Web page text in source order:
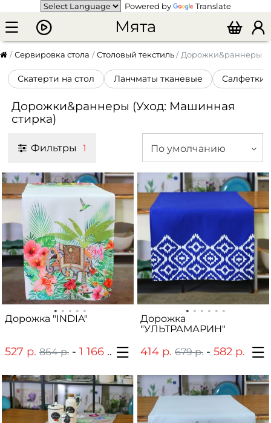
Powered by Translate
Мята
Сервировка стола Столовый текстиль Дорожки&раннеры
Скатерти на стол Ланчматы тканевые Салфетки
Дорожки&раннеры (Уход: Машинная
стирка)
Фильтры 1 По умолчанию
Дорожка "INDIA"
527 р. 864 р. - 1 166 р. 1 880 р.
Дорожка
"УЛЬТРАМАРИН"
414 р. 679 р. - 582 р. 939